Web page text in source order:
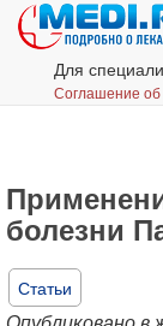
Для
Соглашение об
болезни
Статьи